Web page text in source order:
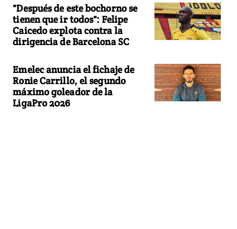
"Después de este bochorno se
tienen que ir todos": Felipe
Caicedo explota contra la
dirigencia de Barcelona SC
Emelec anuncia el fichaje de
Ronie Carrillo, el segundo
máximo goleador de la
LigaPro 2026